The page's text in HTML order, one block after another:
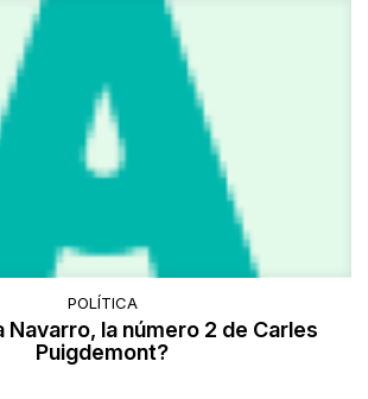
POLÍTICA
Navarro, la número 2 de Carles
Puigdemont?